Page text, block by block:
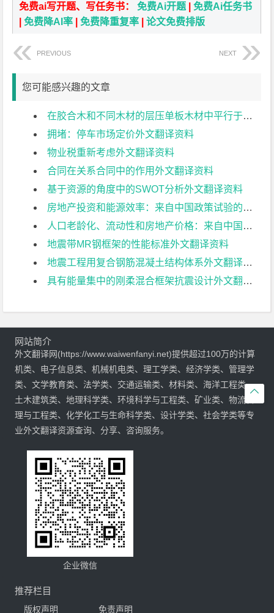
免费ai写开题、写任务书：免费Ai开题 |免费Ai任务书
|免费降AI率 |免费降重复率 |论文免费排版
PREVIOUS NEXT
您可能感兴趣的文章
在胶合木和不同木材的层压单板木材中平行于颗粒的胶合公制螺纹杆的拉压试验外文翻译资料
拥堵：停车市场定价外文翻译资料
物业税重新考虑外文翻译资料
合同在关系合同中的作用外文翻译资料
基于资源的角度中的SWOT分析外文翻译资料
房地产投资和能源效率：来自中国政策试验的证据外文翻译资料
人口老龄化、流动性和房地产价格：来自中国城市的证据外文翻译资料
地震带MR钢框架的性能标准外文翻译资料
地震工程用复合钢筋混凝土结构体系外文翻译资料
具有能量集中的刚柔混合框架抗震设计外文翻译资料

网站简介
外文翻译网(https://www.waiwenfanyi.net)提供超过100万的计算
机类、电子信息类、机械机电类、理工学类、经济学类、管理学
类、文学教育类、法学类、交通运输类、材料类、海洋工程类、
土木建筑类、地理科学类、环境科学与工程类、矿业类、物流管
理与工程类、化学化工与生命科学类、设计学类、社会学类等专
业外文翻译资源查询、分享、咨询服务。
企业微信
推荐栏目
版权声明 免责声明